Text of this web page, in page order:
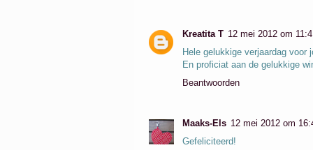
Kreatita T 12 mei 2012 om
Hele gelukkige verjaardag voor
En proficiat aan de gelukkige
Beantwoorden
Maaks-Els 12 mei 2012 om
Gefeliciteerd!